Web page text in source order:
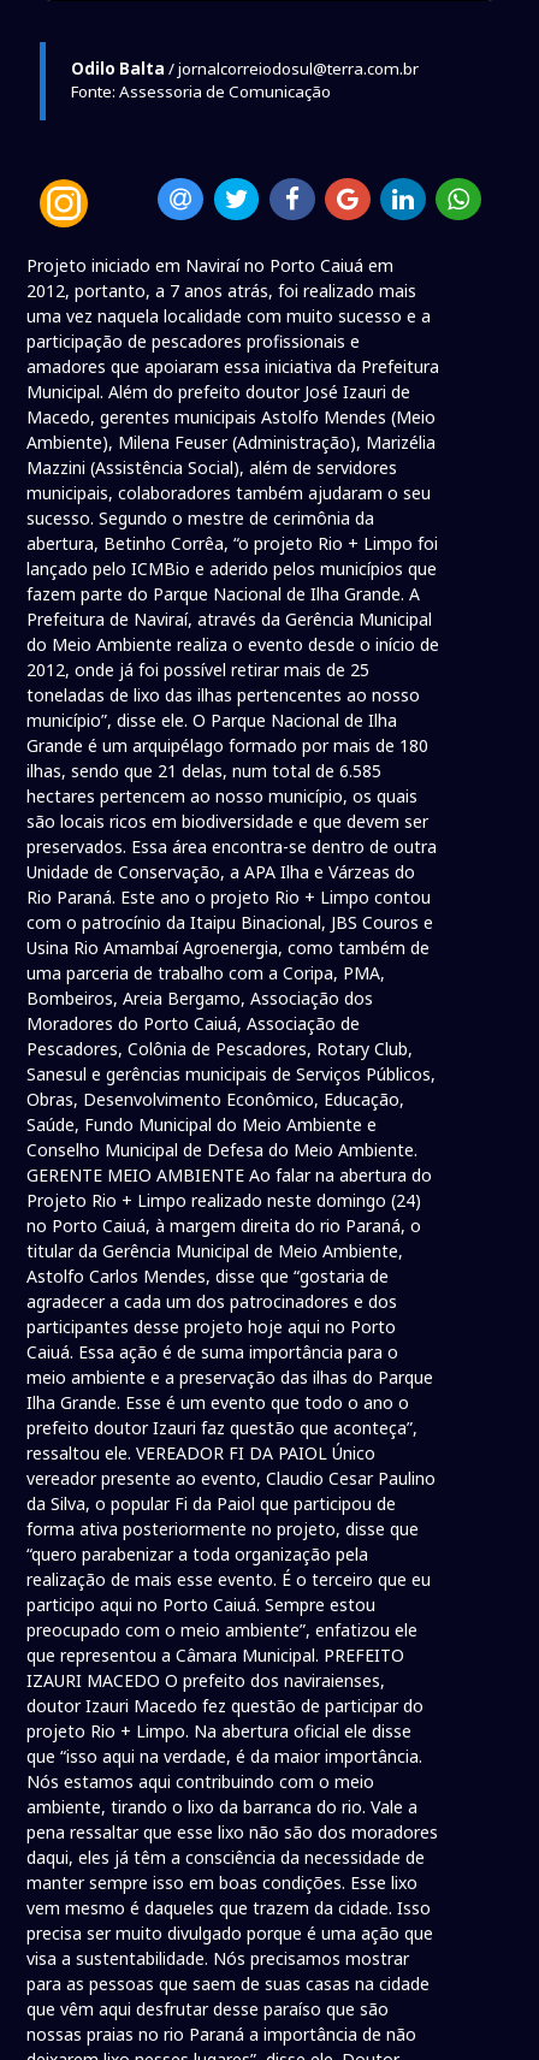
Odilo Balta / jornalcorreiodosul@terra.com.br
Fonte: Assessoria de Comunicação
Projeto iniciado em Naviraí no Porto Caiuá em
2012, portanto, a 7 anos atrás, foi realizado mais
uma vez naquela localidade com muito sucesso e a
participação de pescadores profissionais e
amadores que apoiaram essa iniciativa da Prefeitura
Municipal. Além do prefeito doutor José Izauri de
Macedo, gerentes municipais Astolfo Mendes (Meio
Ambiente), Milena Feuser (Administração), Marizélia
Mazzini (Assistência Social), além de servidores
municipais, colaboradores também ajudaram o seu
sucesso. Segundo o mestre de cerimônia da
abertura, Betinho Corrêa, “o projeto Rio + Limpo foi
lançado pelo ICMBio e aderido pelos municípios que
fazem parte do Parque Nacional de Ilha Grande. A
Prefeitura de Naviraí, através da Gerência Municipal
do Meio Ambiente realiza o evento desde o início de
2012, onde já foi possível retirar mais de 25
toneladas de lixo das ilhas pertencentes ao nosso
município”, disse ele. O Parque Nacional de Ilha
Grande é um arquipélago formado por mais de 180
ilhas, sendo que 21 delas, num total de 6.585
hectares pertencem ao nosso município, os quais
são locais ricos em biodiversidade e que devem ser
preservados. Essa área encontra-se dentro de outra
Unidade de Conservação, a APA Ilha e Várzeas do
Rio Paraná. Este ano o projeto Rio + Limpo contou
com o patrocínio da Itaipu Binacional, JBS Couros e
Usina Rio Amambaí Agroenergia, como também de
uma parceria de trabalho com a Coripa, PMA,
Bombeiros, Areia Bergamo, Associação dos
Moradores do Porto Caiuá, Associação de
Pescadores, Colônia de Pescadores, Rotary Club,
Sanesul e gerências municipais de Serviços Públicos,
Obras, Desenvolvimento Econômico, Educação,
Saúde, Fundo Municipal do Meio Ambiente e
Conselho Municipal de Defesa do Meio Ambiente.
GERENTE MEIO AMBIENTE Ao falar na abertura do
Projeto Rio + Limpo realizado neste domingo (24)
no Porto Caiuá, à margem direita do rio Paraná, o
titular da Gerência Municipal de Meio Ambiente,
Astolfo Carlos Mendes, disse que “gostaria de
agradecer a cada um dos patrocinadores e dos
participantes desse projeto hoje aqui no Porto
Caiuá. Essa ação é de suma importância para o
meio ambiente e a preservação das ilhas do Parque
Ilha Grande. Esse é um evento que todo o ano o
prefeito doutor Izauri faz questão que aconteça”,
ressaltou ele. VEREADOR FI DA PAIOL Único
vereador presente ao evento, Claudio Cesar Paulino
da Silva, o popular Fi da Paiol que participou de
forma ativa posteriormente no projeto, disse que
“quero parabenizar a toda organização pela
realização de mais esse evento. É o terceiro que eu
participo aqui no Porto Caiuá. Sempre estou
preocupado com o meio ambiente”, enfatizou ele
que representou a Câmara Municipal. PREFEITO
IZAURI MACEDO O prefeito dos naviraienses,
doutor Izauri Macedo fez questão de participar do
projeto Rio + Limpo. Na abertura oficial ele disse
que “isso aqui na verdade, é da maior importância.
Nós estamos aqui contribuindo com o meio
ambiente, tirando o lixo da barranca do rio. Vale a
pena ressaltar que esse lixo não são dos moradores
daqui, eles já têm a consciência da necessidade de
manter sempre isso em boas condições. Esse lixo
vem mesmo é daqueles que trazem da cidade. Isso
precisa ser muito divulgado porque é uma ação que
visa a sustentabilidade. Nós precisamos mostrar
para as pessoas que saem de suas casas na cidade
que vêm aqui desfrutar desse paraíso que são
nossas praias no rio Paraná a importância de não